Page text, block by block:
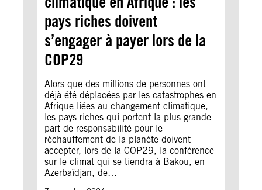
pays riches doivent
s’engager à payer lors de la
COP29
Alors que des millions de personnes ont
déjà été déplacées par les catastrophes en
Afrique liées au changement climatique,
les pays riches qui portent la plus grande
part de responsabilité pour le
réchauffement de la planète doivent
accepter, lors de la COP29, la conférence
sur le climat qui se tiendra à Bakou, en
Azerbaïdjan, de…